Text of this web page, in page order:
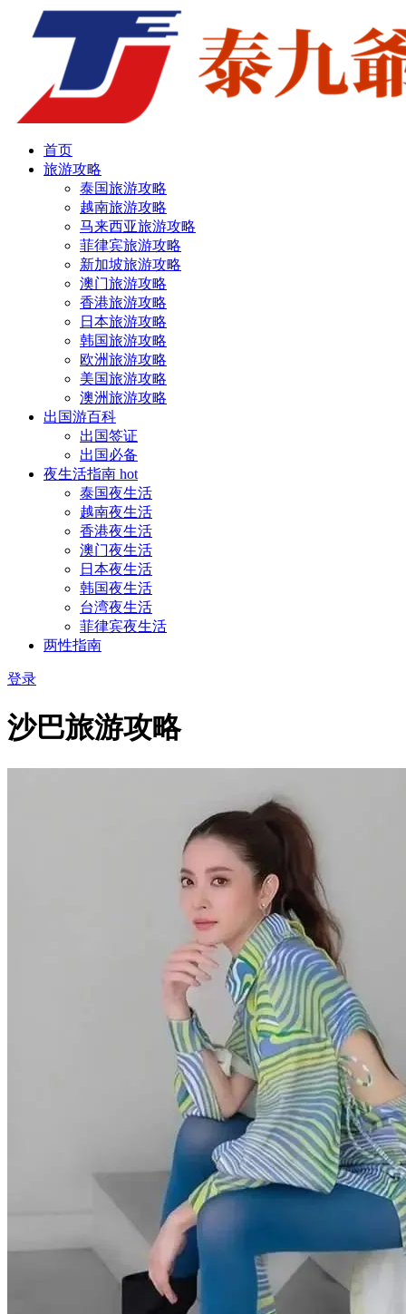
首页
旅游攻略
泰国旅游攻略
越南旅游攻略
马来西亚旅游攻略
菲律宾旅游攻略
新加坡旅游攻略
澳门旅游攻略
香港旅游攻略
日本旅游攻略
韩国旅游攻略
欧洲旅游攻略
美国旅游攻略
澳洲旅游攻略
出国游百科
出国签证
出国必备
夜生活指南 hot
泰国夜生活
越南夜生活
香港夜生活
澳门夜生活
日本夜生活
韩国夜生活
台湾夜生活
菲律宾夜生活
两性指南
登录
沙巴旅游攻略